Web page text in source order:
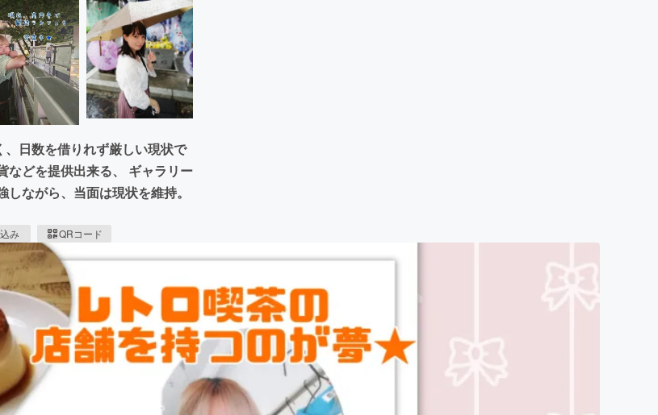
、日数を借りれず厳しい現状で
などを提供出来る、 ギャラリー
ながら、当面は現状を維持。
み QRコード